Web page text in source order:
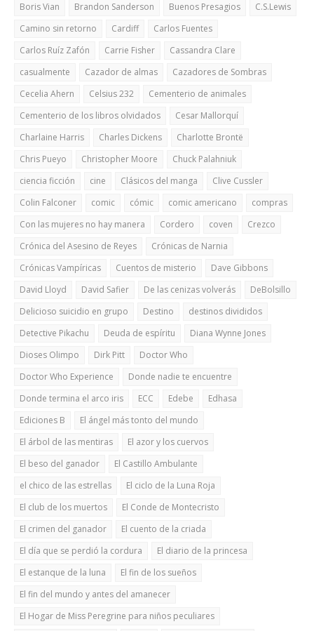
Boris Vian
Brandon Sanderson Buenos Presagios
C.S.Lewis
Camino sin retorno
Cardiff
Carlos Fuentes
Carlos Ruíz Zafón
Carrie Fisher
Cassandra Clare
casualmente
Cazador de almas
Cazadores de Sombras
Cecelia Ahern
Celsius 232
Cementerio de animales
Cementerio de los libros olvidados
Cesar Mallorquí
Charlaine Harris
Charles Dickens
Charlotte Brontë
Chris Pueyo
Christopher Moore
Chuck Palahniuk
ciencia ficción
cine Clásicos del manga
Clive Cussler
Colin Falconer
comic cómic comic americano
compras
Con las mujeres no hay manera
Cordero coven
Crezco
Crónica del Asesino de Reyes
Crónicas de Narnia
Crónicas Vampíricas
Cuentos de misterio
Dave Gibbons
David Lloyd
David Safier De las cenizas volverás
DeBolsillo
Delicioso suicidio en grupo
Destino
destinos divididos
Detective Pikachu
Deuda de espíritu
Diana Wynne Jones
Dioses Olimpo
Dirk Pitt
Doctor Who
Doctor Who Experience
Donde nadie te encuentre
Donde termina el arco iris
ECC Edebe
Edhasa
Ediciones B
El ángel más tonto del mundo
El árbol de las mentiras
El azor y los cuervos
El beso del ganador
El Castillo Ambulante
el chico de las estrellas
El ciclo de la Luna Roja
El club de los muertos
El Conde de Montecristo
El crimen del ganador
El cuento de la criada
El día que se perdió la cordura
El diario de la princesa
El estanque de la luna
El fin de los sueños
El fin del mundo y antes del amanecer
El Hogar de Miss Peregrine para niños peculiares